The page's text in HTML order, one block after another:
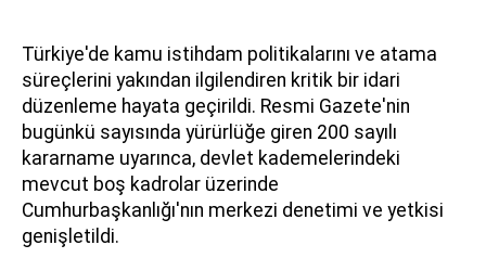
Türkiye'de kamu istihdam politikalarını ve atama
süreçlerini yakından ilgilendiren kritik bir idari
düzenleme hayata geçirildi. Resmi Gazete'nin
bugünkü sayısında yürürlüğe giren 200 sayılı
kararname uyarınca, devlet kademelerindeki
mevcut boş kadrolar üzerinde
Cumhurbaşkanlığı'nın merkezi denetimi ve yetkisi
genişletildi.